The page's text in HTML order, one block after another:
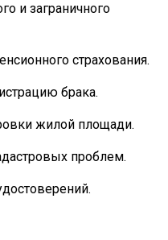
и заграничного
страхования.
брака.
жилой площади.
проблем.